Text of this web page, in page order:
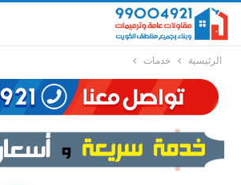
الرئيسية خدمات